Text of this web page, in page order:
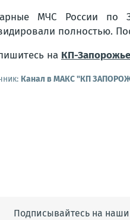
МЧС России по
полностью.
на КП-Запорожье
Канал в МАКС "КП
Подписывайтесь на